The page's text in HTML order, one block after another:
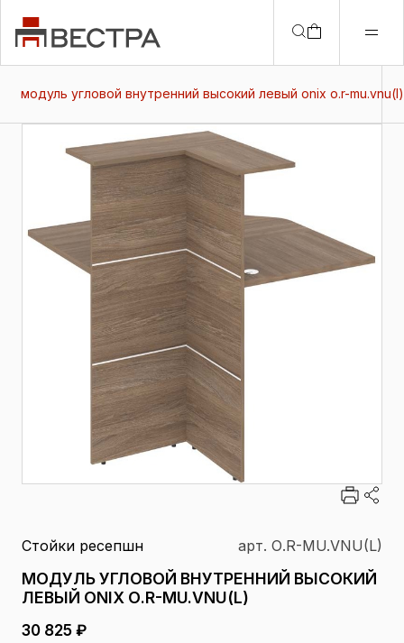
модуль угловой внутренний высокий левый onix о.r-mu.vnu(l)
Стойки ресепшн арт. О.R-MU.VNU(L)
МОДУЛЬ УГЛОВОЙ ВНУТРЕННИЙ ВЫСОКИЙ
ЛЕВЫЙ ONIX О.R-MU.VNU(L)
30 825 ₽